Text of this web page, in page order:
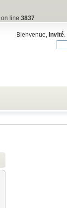
on line 3837
Bienvenue,Invité